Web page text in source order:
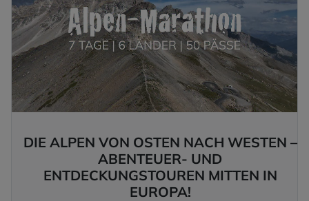
DIE ALPEN VON OSTEN NACH WESTEN –
ABENTEUER- UND
ENTDECKUNGSTOUREN MITTEN IN
EUROPA!